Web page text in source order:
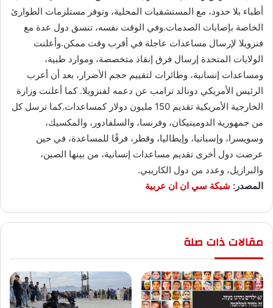
أطباء بلا حدود، مع المستشفيات المحلية، وتوفر مستلزمات الطوارئ
الخاصة بإصابات الصدمات.وفي الوقت نفسه، تنسق دول عدة مع
فنزويلا لإرسال مساعدات عاجلة في أقرب وقت ممكن.وأعلنت
الولايات المتحدة إرسال فرق إنقاذ متخصصة، وموارد طبية،
ومساعدات إنسانية، وطائرات لتقييم حجم الأضرار، بعد أن أعرب
الرئيس الأمريكي دونالد ترامب عن دعمه لفنزويلا. كما أعلنت وزارة
الخارجية الأمريكية تقديم 150 مليون دولار كمساعدات.كما ترسل كل
من جمهورية الدومينيكان، وفرنسا، والسلفادور، والمكسيك،
وسويسرا، وإسبانيا، وإيطاليا، وقطر، فرقًا للمساعدة، في حين
عرضت دول أخرى تقديم مساعدات إنسانية، من بينها الصين،
والبرازيل، وعدد من دول الكاريبي.
المصدر: شبكة سي ان ان عربية
مقالات ذات صلة